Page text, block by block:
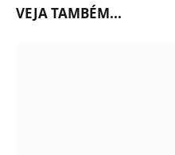
VEJA TAMBÉM...